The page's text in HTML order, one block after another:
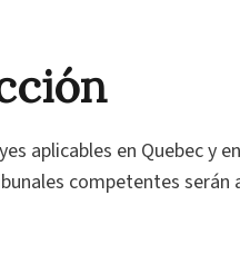
aplicables en Quebec y
competentes